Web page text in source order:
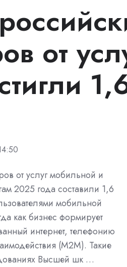
от
от услуг мобильной и
2025 года составили 1,6
мобильной
как бизнес формирует
интернет, телефонию
(M2M). Такие
Высшей шк …